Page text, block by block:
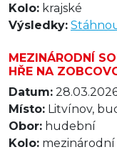
Kolo: krajské
Výsledky:
MEZINÁRODNÍ
HŘE NA
Datum:
Místo: Litvínov,
Obor: hudební
Kolo: mezinárodní